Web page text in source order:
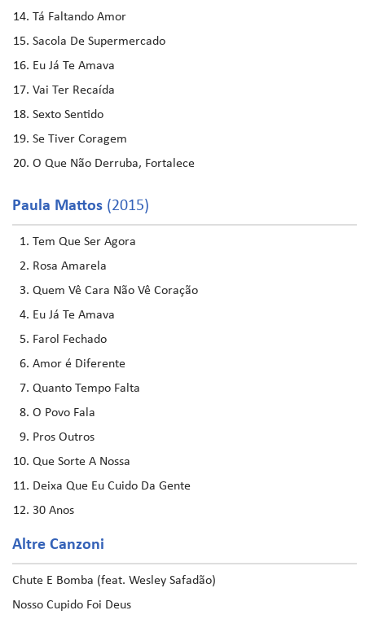
Tá Faltando Amor
Sacola De Supermercado
Eu Já Te Amava
Vai Ter Recaída
Sexto Sentido
Se Tiver Coragem
O Que Não Derruba, Fortalece
Paula Mattos (2015)
Tem Que Ser Agora
Rosa Amarela
Quem Vê Cara Não Vê Coração
Eu Já Te Amava
Farol Fechado
Amor é Diferente
Quanto Tempo Falta
O Povo Fala
Pros Outros
Que Sorte A Nossa
Deixa Que Eu Cuido Da Gente
30 Anos
Altre Canzoni
Chute E Bomba (feat. Wesley Safadão)
Nosso Cupido Foi Deus